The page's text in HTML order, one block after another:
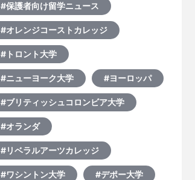
#保護者向け留学ニュース
#オレンジコーストカレッジ
#トロント大学
#ニューヨーク大学 #ヨーロッパ
#ブリティッシュコロンビア大学
#オランダ
#リベラルアーツカレッジ
#ワシントン大学 #デポー大学